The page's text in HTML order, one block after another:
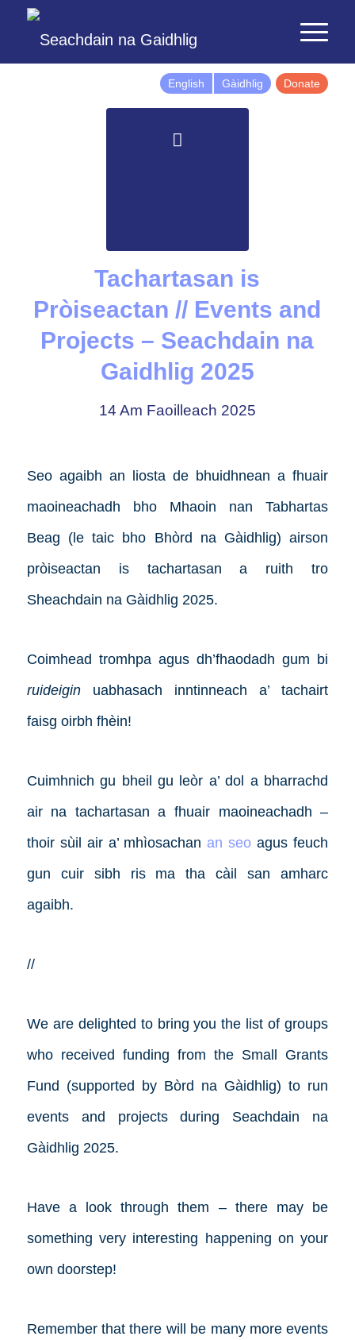
English Gàidhlig Donate
Tachartasan is
Pròiseactan // Events and
Projects – Seachdain na
Gaidhlig 2025
14 Am Faoilleach 2025
Seo agaibh an liosta de bhuidhnean a fhuair
maoineachadh bho Mhaoin nan Tabhartas
Beag (le taic bho Bhòrd na Gàidhlig) airson
pròiseactan is tachartasan a ruith tro
Sheachdain na Gàidhlig 2025.
Coimhead tromhpa agus dh’fhaodadh gum bi
ruideiginuabhasach inntinneach a’ tachairt
faisg oirbh fhèin!
Cuimhnich gu bheil gu leòr a’ dol a bharrachd
air na tachartasan a fhuair maoineachadh –
thoir sùil air a’ mhìosachan an seo agus feuch
gun cuir sibh ris ma tha càil san amharc
agaibh.
//
We are delighted to bring you the list of groups
who received funding from the Small Grants
Fund (supported by Bòrd na Gàidhlig) to run
events and projects during Seachdain na
Gàidhlig 2025.
Have a look through them – there may be
something very interesting happening on your
own doorstep!
Remember that there will be many more events